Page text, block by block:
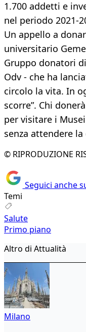
1.700 addetti e
nel periodo 2021-
Un appello a
universitario
Gruppo donatori
Odv - che ha
circolo la vita. In
scorre”. Chi
per visitare i
senza attendere la
© RIPRODUZIONE
Seguici anche
Temi
Salute
Primo piano
Altro di Attualità
Milano